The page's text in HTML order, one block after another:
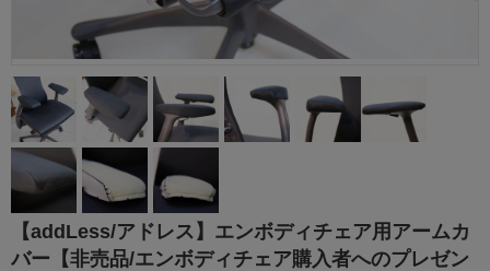
【addLess/アドレス】エンボディチェア用アームカ
バー【非売品/エンボディチェア購入者へのプレゼン